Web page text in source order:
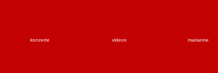
konzerte videos marianne